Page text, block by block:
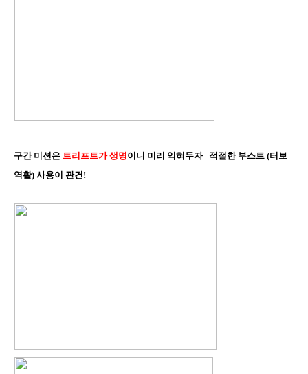
구간 미션은 트리프트가 생명이니 미리 익혀두자 적절한 부스트 (터보
역활) 사용이 관건!